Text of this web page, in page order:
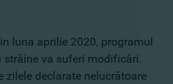
luna aprilie 2020, programul
va suferi modificări.
zilele declarate nelucrătoare